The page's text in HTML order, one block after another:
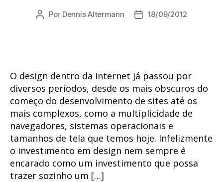
Autor
Por Dennis Altermann
Data18/09/2012
O design dentro da internet já passou por
diversos períodos, desde os mais obscuros do
começo do desenvolvimento de sites até os
mais complexos, como a multiplicidade de
navegadores, sistemas operacionais e
tamanhos de tela que temos hoje. Infelizmente
o investimento em design nem sempre é
encarado como um investimento que possa
trazer sozinho um […]